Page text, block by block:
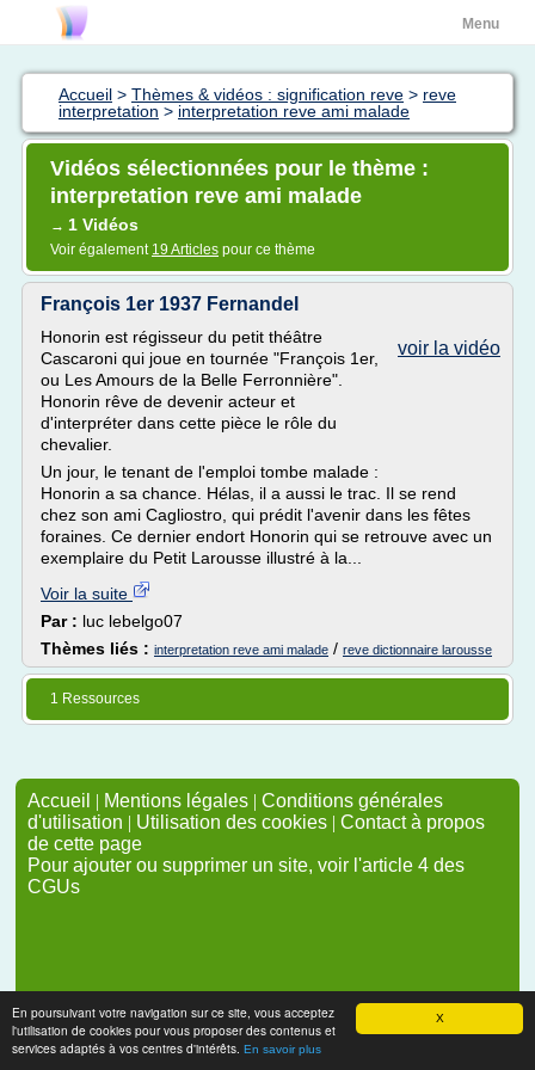
X
En poursuivant votre navigation sur ce site, vous acceptez
l'utilisation de cookies pour vous proposer des contenus et
services adaptés à vos centres d'intérêts. En savoir plus
Menu
Accueil > Thèmes & vidéos : signification reve > reve
interpretation > interpretation reve ami malade
Vidéos sélectionnées pour le thème :
interpretation reve ami malade
→ 1 Vidéos
Voir également 19 Articles pour ce thème
François 1er 1937 Fernandel
voir la vidéo
Honorin est régisseur du petit théâtre
Cascaroni qui joue en tournée "François 1er,
ou Les Amours de la Belle Ferronnière".
Honorin rêve de devenir acteur et
d'interpréter dans cette pièce le rôle du
chevalier.
Un jour, le tenant de l'emploi tombe malade :
Honorin a sa chance. Hélas, il a aussi le trac. Il se rend
chez son ami Cagliostro, qui prédit l'avenir dans les fêtes
foraines. Ce dernier endort Honorin qui se retrouve avec un
exemplaire du Petit Larousse illustré à la...
Voir la suite
Par : luc lebelgo07
Thèmes liés : interpretation reve ami malade / reve dictionnaire larousse
1 Ressources
Accueil | Mentions légales | Conditions générales
d'utilisation | Utilisation des cookies | Contact à propos
de cette page
Pour ajouter ou supprimer un site, voir l'article 4 des
CGUs